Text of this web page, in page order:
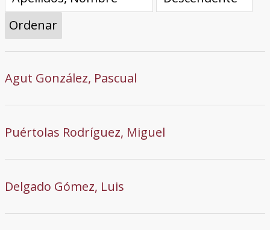
Ordenar
Agut González, Pascual
Puértolas Rodríguez, Miguel
Delgado Gómez, Luis